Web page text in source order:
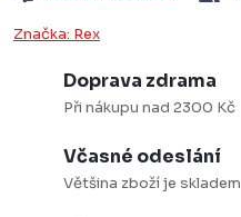
Značka: Rex
Doprava zdrama
Při nákupu nad 2300 Kč
Včasné odeslání
Většina zboží je skladem